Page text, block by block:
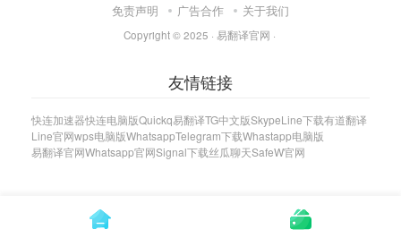
免责声明 广告合作 关于我们
Copyright © 2025 · 易翻译官网 ·
友情链接
快连加速器快连电脑版Quickq易翻译TG中文版SkypeLine下载有道翻译
Line官网wps电脑版WhatsappTelegram下载Whastapp电脑版
易翻译官网Whatsapp官网Signal下载丝瓜聊天SafeW官网